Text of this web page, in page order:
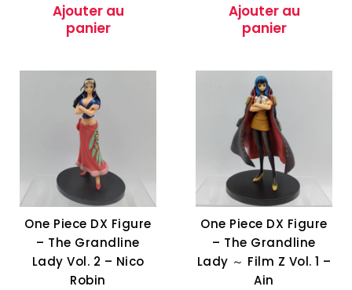
Ajouter au
panier
Ajouter au
panier
One Piece DX Figure
– The Grandline
Lady Vol. 2 – Nico
Robin
One Piece DX Figure
– The Grandline
Lady ～ Film Z Vol. 1 –
Ain